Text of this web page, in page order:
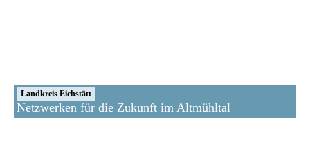
Landkreis Eichstätt
Netzwerken für die Zukunft im Altmühltal